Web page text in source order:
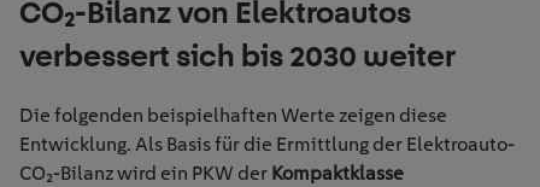
CO₂-Bilanz von Elektroautos
verbessert sich bis 2030 weiter
Die folgenden beispielhaften Werte zeigen diese
Entwicklung. Als Basis für die Ermittlung der Elektroauto-
CO₂-Bilanz wird ein PKW der Kompaktklasse